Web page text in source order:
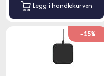
Legg i handlekurven
-15%